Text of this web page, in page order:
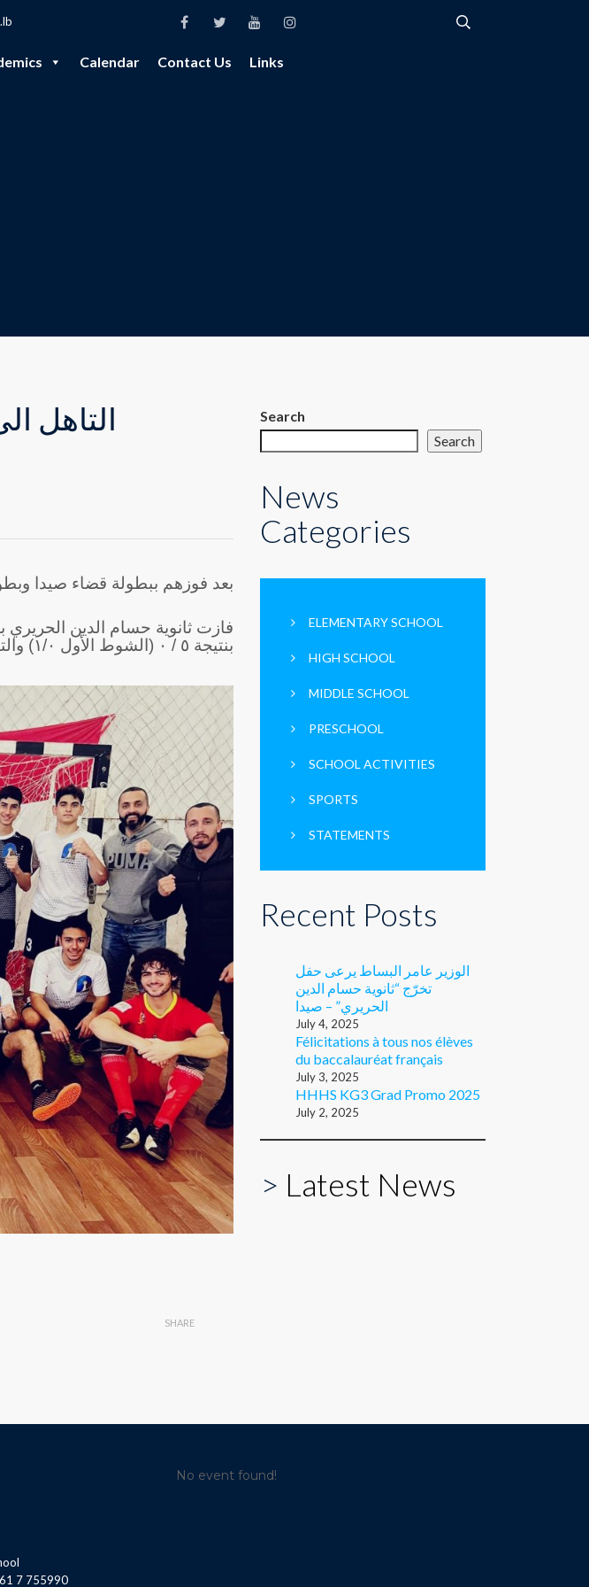
Calendar Contact Us Links
التأهل
بعد فوزهم ببطولة قضاء صيدا
فازت ثانوية حسام الدين الحريري
بنتيجة ٥ / ٠ (الشوط الأول ١/٠) والتأهل للدور النصف النهائي.
SHARE
Search
Search
News
Categories
ELEMENTARY SCHOOL
HIGH SCHOOL
MIDDLE SCHOOL
PRESCHOOL
SCHOOL ACTIVITIES
SPORTS
STATEMENTS
Recent Posts
الوزير عامر البساط يرعى حفل
تخرّج “ثانوية حسام الدين
الحريري” – صيدا
July 4, 2025
Félicitations à tous nos élèves
du baccalauréat français
July 3, 2025
HHHS KG3 Grad Promo 2025
July 2, 2025
> Latest News
7 755990
No event found!